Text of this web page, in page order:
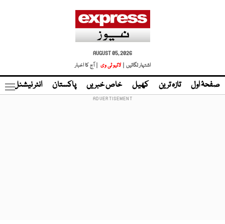
AUGUST 05, 2026
اشتہار لگائیں |
لائیو ٹی وی | آج کا اخبار
صفحۂ اول تازہ ترین کھیل خاص خبریں پاکستان انٹر نیشنل